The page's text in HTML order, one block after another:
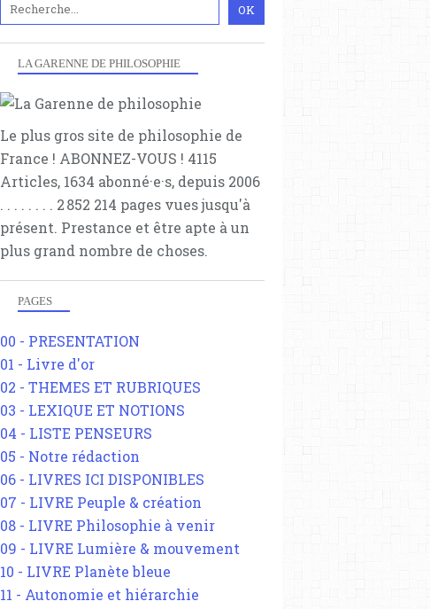
LA GARENNE DE PHILOSOPHIE
Le plus gros site de philosophie de
France ! ABONNEZ-VOUS ! 4115
Articles, 1634 abonné·e·s, depuis 2006
. . . . . . . . 2 852 214 pages vues jusqu'à
présent. Prestance et être apte à un
plus grand nombre de choses.
PAGES
00 - PRESENTATION
01 - Livre d'or
02 - THEMES ET RUBRIQUES
03 - LEXIQUE ET NOTIONS
04 - LISTE PENSEURS
05 - Notre rédaction
06 - LIVRES ICI DISPONIBLES
07 - LIVRE Peuple & création
08 - LIVRE Philosophie à venir
09 - LIVRE Lumière & mouvement
10 - LIVRE Planète bleue
11 - Autonomie et hiérarchie